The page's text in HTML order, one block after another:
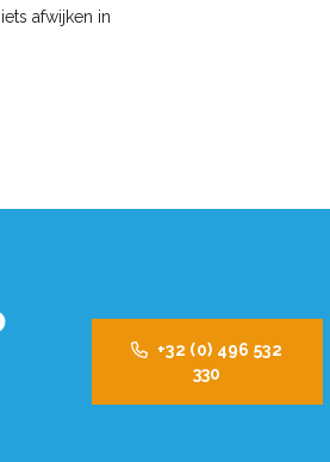
afwijken in
+32 (0) 496 532
330